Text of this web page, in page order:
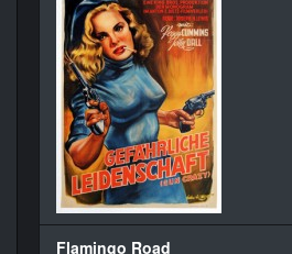
Flamingo Road